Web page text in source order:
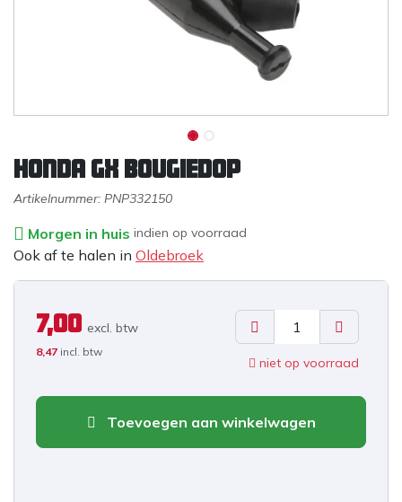
Honda GX bougiedop
Artikelnummer: PNP332150
Morgen in huis indien op voorraad
Ook af te halen in Oldebroek
7,00 excl. btw
8,47 incl. btw
niet op voorraad
Toevoegen aan winkelwagen